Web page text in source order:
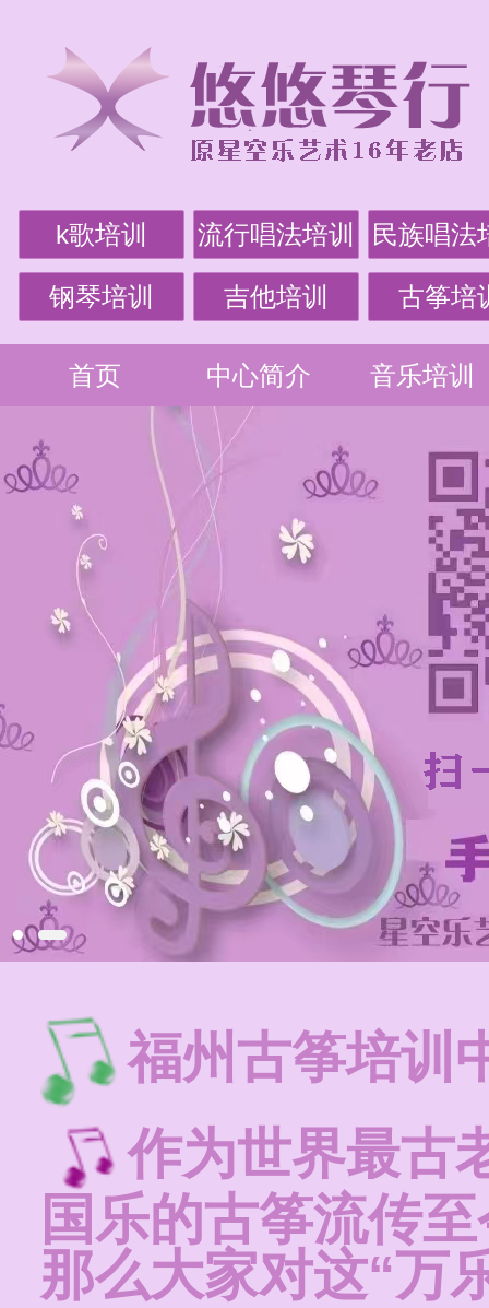
k歌培训 流行唱法培训 民族唱法
钢琴培训 吉他培训 古筝培
首页 中心简介 音乐培训
福州古筝培训
作为世界最古
国乐的古筝流传
那么大家对这“万